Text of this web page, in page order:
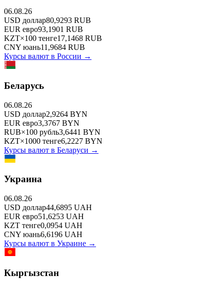
06.08.26
USD доллар80,9293 RUB
EUR евро93,1901 RUB
KZT×100 тенге17,1468 RUB
CNY юань11,9684 RUB
Курсы валют в России →
Беларусь
06.08.26
USD доллар2,9264 BYN
EUR евро3,3767 BYN
RUB×100 рубль3,6441 BYN
KZT×1000 тенге6,2227 BYN
Курсы валют в Беларуси →
Украина
06.08.26
USD доллар44,6895 UAH
EUR евро51,6253 UAH
KZT тенге0,0954 UAH
CNY юань6,6196 UAH
Курсы валют в Украине →
Кыргызстан